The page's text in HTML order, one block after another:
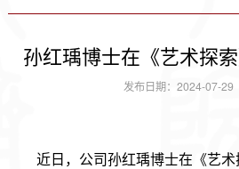
孙红瑀博士在《艺术探
发布日期：2024-07-29
近日，公司孙红瑀博士在《艺术